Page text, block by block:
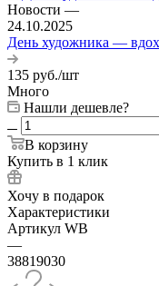
Новости —
24.10.2025
День художника —
135 руб./шт
Много
Нашли дешевле?
В корзину
Купить в 1 клик
Хочу в подарок
Характеристики
Артикул WB
—
38819030